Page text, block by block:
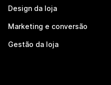
Design da loja
Marketing e conversão
Gestão da loja